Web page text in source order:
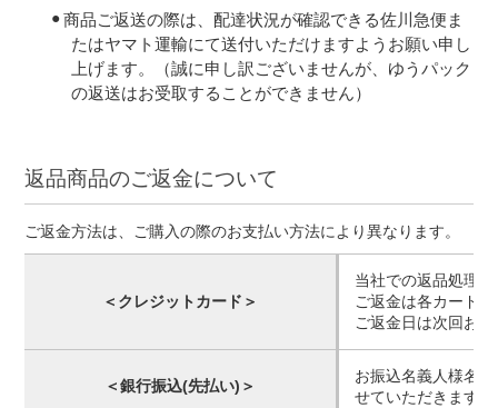
商品ご返送の際は、配達状況が確認できる佐川急便ま
たはヤマト運輸にて送付いただけますようお願い申し
上げます。（誠に申し訳ございませんが、ゆうパック
の返送はお受取することができません）
返品商品のご返金について
ご返金方法は、ご購入の際のお支払い方法により異なります。
＜クレジットカード＞
当社での返品処理
ご返金は各カード
ご返金日は次回お
＜銀行振込(先払い)＞
お振込名義人様名
せていただきます。